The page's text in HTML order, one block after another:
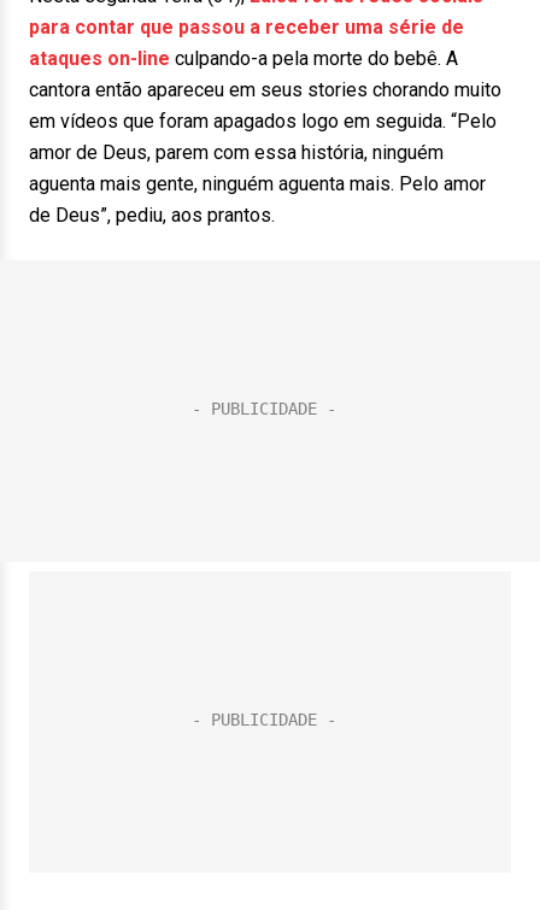
para contar que passou a receber uma série de
ataques on-line culpando-a pela morte do bebê. A
cantora então apareceu em seus stories chorando muito
em vídeos que foram apagados logo em seguida. “Pelo
amor de Deus, parem com essa história, ninguém
aguenta mais gente, ninguém aguenta mais. Pelo amor
de Deus”, pediu, aos prantos.